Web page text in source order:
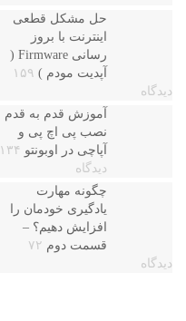
حل مشکل قطعی
اینترنت با بروز
رسانی Firmware (
آپدیت مودم ) ۱۵۹
دیدگاه
آموزش قدم به قدم
نصب پی اچ پی و
آپاچی در اوبونتو ۱۳۴
دیدگاه
چگونه مهارت
یادگیری خودمان را
افزایش دهیم؟ –
قسمت دوم ۷۲
دیدگاه